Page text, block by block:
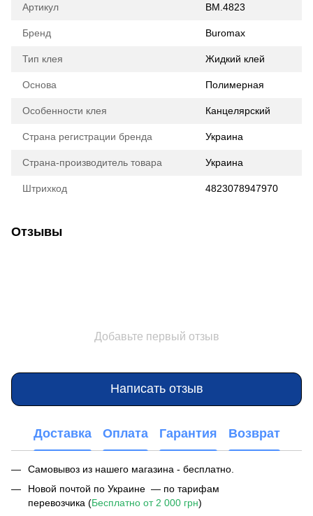
Артикул BM.4823
Бренд Buromax
Тип клея Жидкий клей
Основа Полимерная
Особенности клея Канцелярский
Страна регистрации бренда Украина
Страна-производитель товара Украина
Штрихкод 4823078947970
Отзывы
Добавьте первый отзыв
Написать отзыв
Доставка Оплата Гарантия Возврат
Самовывоз из нашего магазина - бесплатно.
Новой почтой по Украине — по тарифам
перевозчика (Бесплатно от 2 000 грн)